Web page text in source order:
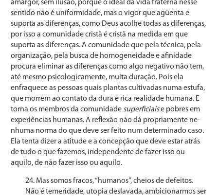
amargor, sem ilusão, porque o ideal da vida fraterna nesse
sentido não é uniformidade, mas o vigor que agüenta e
suporta as diferenças, como Deus acolhe todas as diferenças,
por isso a comunidade cristã é cristã na medida em que
suporta as diferenças. A comunidade que pela técnica, pela
organização, pela bus­ca de homogeneidade e afinidade
procura eliminar as diferenças como algo negativo não tem,
até mesmo psicologicamente, muita duração. Pois ela
enfraquece as pes­soas quais plantas cultivadas numa estufa,
que morrem ao contato da dura e rica realidade humana. E
torna os membros da comunidade superficiaise pobres em
ex­periências humanas. A reflexão não dá propriamente ne­
nhuma norma do que deve ser feito num determinado caso.
Ela tenta dizer a atitude e a concepção que deve estar atrás
de tudo o que fazemos, independente de fazer isso ou
aquilo, de não fazer isso ou aquilo.
Mas somos fracos, “humanos”, cheios de defeitos.
Não é temeridade, utopia deslavada, ambicionarmos ser